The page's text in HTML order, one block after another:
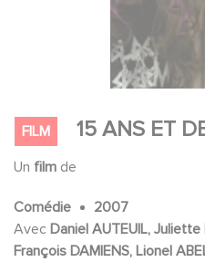
FILM 15 ANS ET
Un film de
Comédie
2007
Avec Daniel AUTEUIL, Juliette
François DAMIENS, Lionel